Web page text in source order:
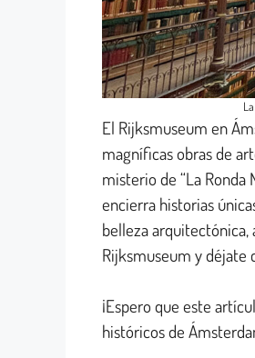
El Rijksmuseum en
magníficas obras de
misterio de “La Ronda
encierra historias
belleza
Rijksmuseum y déjate
¡Espero que este
históricos de